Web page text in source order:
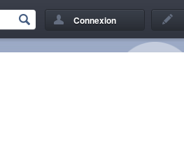
Connexion